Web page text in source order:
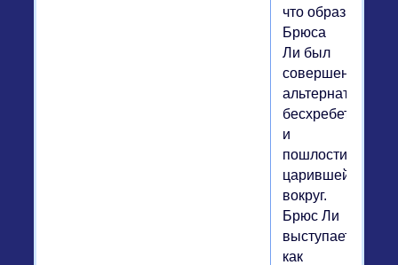
что образ
Брюса
Ли был
совершенной
альтернативой
бесхребетности
и
пошлости,
царившей
вокруг.
Брюс Ли
выступает
как